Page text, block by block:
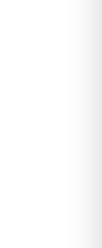
Vernetzung
Smart
Speziell die
und
auch die im
Mensch-
des IoT